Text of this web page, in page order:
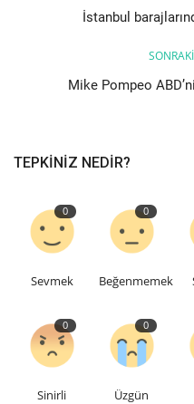
Restoranlar
Etkinlik
Hakkımızda
Galeri
Dilim
İstanbul
Mike Pompeo
TEPKINIZ NEDIR?
0
Sevmek
0
Beğenmemek
0
Sinirli
0
Üzgün